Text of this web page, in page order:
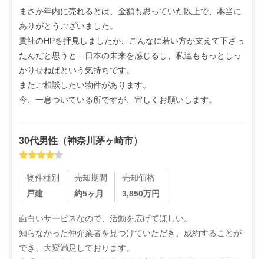
まさか年内に売れるとは、金額も思っていた以上で、本当に
ありがとうございました。
貴社のHPを拝見しましたが、こんなに若い方が支えて下さっ
たんだと思うと…日本の未来を感じるし、私達ももっとしっ
かりせねばという気持ちです。
またご相談したい物件があります。
今、一息ついている所ですが、宜しくお願いします。
30代男性 （神奈川茅ヶ崎市）
物件種別
戸建
売却期間
約5ヶ月
売却価格
3,850万円
面白いサービスなので、活動を広げてほしい。
知らなかった仲介業者を見つけていただき、成約することが
でき、大変満足しております。